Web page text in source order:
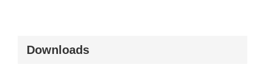
Downloads